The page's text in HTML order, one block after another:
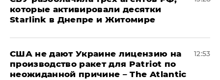
которые активировали десятки
Starlink в Днепре и Житомире
США не дают Украине лицензию на
производство ракет для Patriot по
неожиданной причине – The Atlantic
12:53